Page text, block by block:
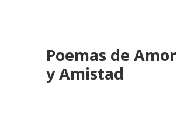
Poemas de Amor
y Amistad